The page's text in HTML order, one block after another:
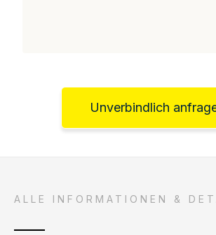
Unverbindlich
ALLE INFORMATIONEN &